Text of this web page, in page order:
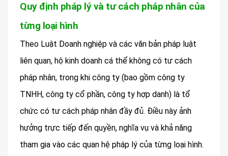
Quy định pháp lý và tư cách pháp nhân của
từng loại hình
Theo Luật Doanh nghiệp và các văn bản pháp luật
liên quan, hộ kinh doanh cá thể không có tư cách
pháp nhân, trong khi công ty (bao gồm công ty
TNHH, công ty cổ phần, công ty hợp danh) là tổ
chức có tư cách pháp nhân đầy đủ. Điều này ảnh
hưởng trực tiếp đến quyền, nghĩa vụ và khả năng
tham gia vào các quan hệ pháp lý của từng loại hình.